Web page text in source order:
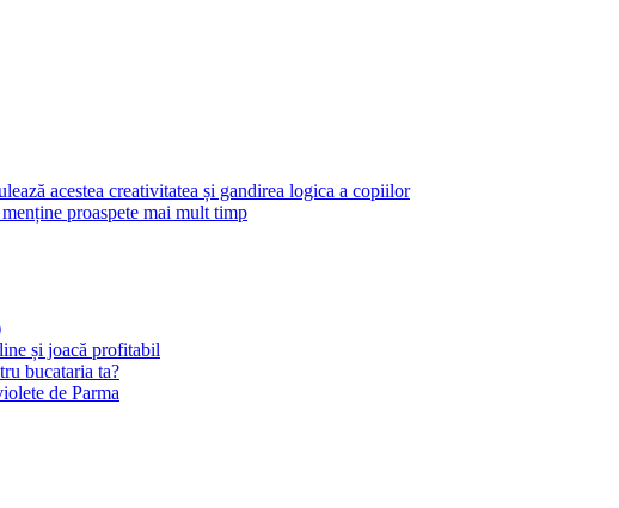
acestea creativitatea și gandirea logica a copiilor
proaspete mai mult timp
și joacă profitabil
bucataria ta?
de Parma